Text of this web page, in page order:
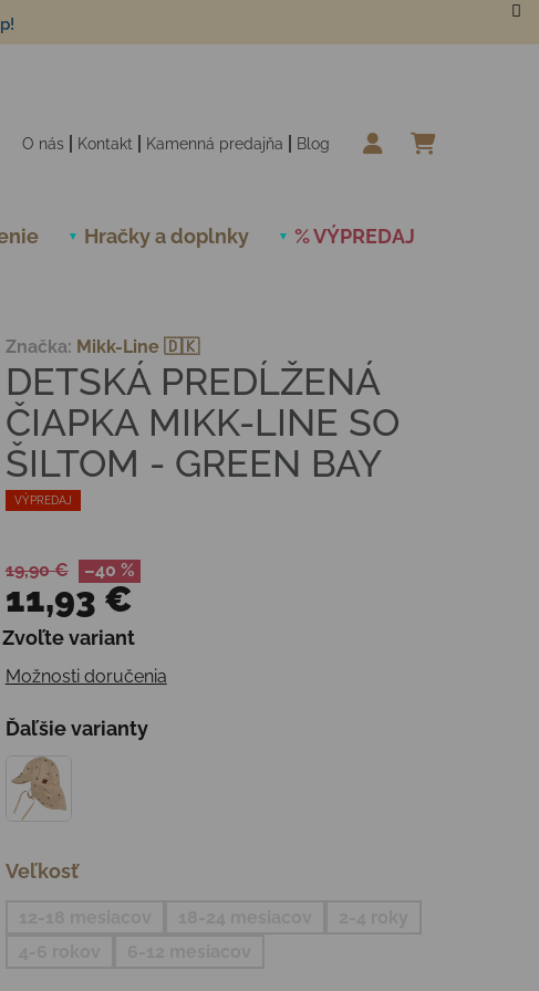
O nás Kontakt Kamenná predajňa Blog
Hračky a doplnky % VÝPREDAJ
VÝPREDAJ
DETSKÁ PREDĹŽENÁ
ČIAPKA MIKK-LINE SO
ŠILTOM - GREEN BAY
Značka: Mikk-Line 🇩🇰
19,90 € –40 %
11,93 €
Jednotková cena:
Zvoľte variant
Možnosti doručenia
Ďaľšie varianty
Veľkosť